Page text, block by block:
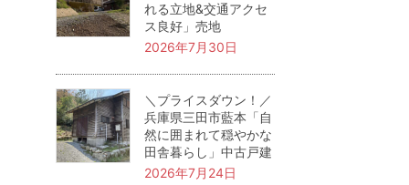
れる立地&交通アクセ
ス良好」売地
2026年7月30日
＼プライスダウン！／
兵庫県三田市藍本「自
然に囲まれて穏やかな
田舎暮らし」中古戸建
2026年7月24日